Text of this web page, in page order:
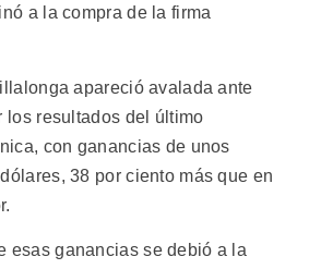
a la compra de la firma
apareció avalada ante
los resultados del último
con ganancias de unos
38 por ciento más que en
esas ganancias se debió a la